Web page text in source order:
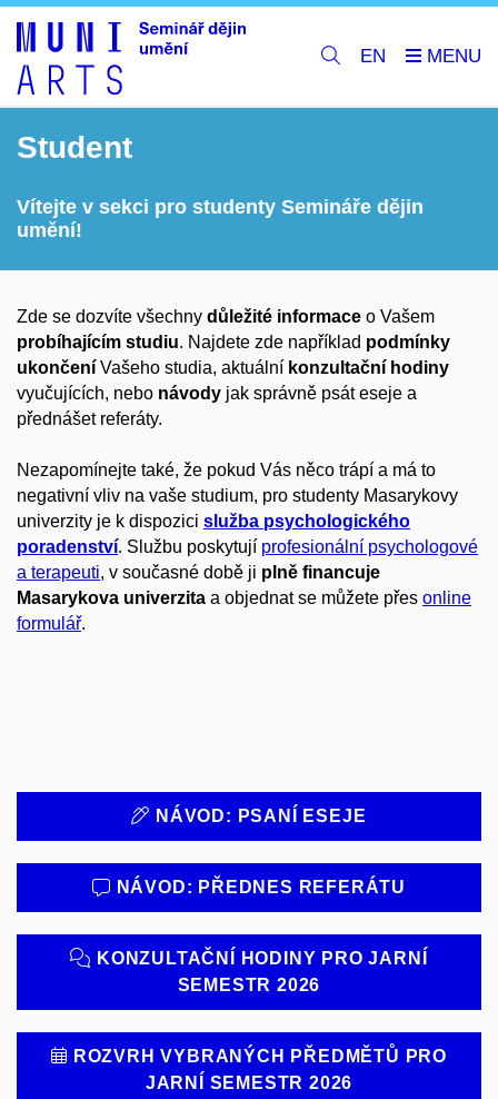
EN
Student
Vítejte v sekci pro studenty Semináře dějin
umění!
Zde se dozvíte všechny důležité informace o Vašem
probíhajícím studiu. Najdete zde například podmínky
ukončení Vašeho studia, aktuální konzultační hodiny
vyučujících, nebo návody jak správně psát eseje a
přednášet referáty.
Nezapomínejte také, že pokud Vás něco trápí a má to
negativní vliv na vaše studium, pro studenty Masarykovy
univerzity je k dispozici služba psychologického
poradenství. Službu poskytují profesionální psychologové
a terapeuti, v současné době ji plně financuje
Masarykova univerzita a objednat se můžete přes online
formulář.
NÁVOD: PSANÍ ESEJE
NÁVOD: PŘEDNES REFERÁTU
KONZULTAČNÍ HODINY PRO JARNÍ
SEMESTR 2026
ROZVRH VYBRANÝCH PŘEDMĚTŮ PRO
JARNÍ SEMESTR 2026